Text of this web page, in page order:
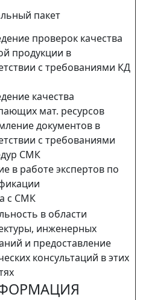
пакет
проверок качества
продукции в
с требованиями КД
качества
мат. ресурсов
документов в
с требованиями
СМК
в работе экспертов по
с СМК
в области
инженерных
и предоставление
консультаций в этих